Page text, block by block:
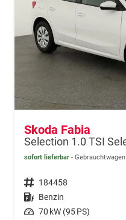
Skoda Fabia
sofort lieferbar Gebrauchtwagen
Fahrzeugnr. 184458
Kraftstoff Benzin
Leistung 70 kW (95 PS)